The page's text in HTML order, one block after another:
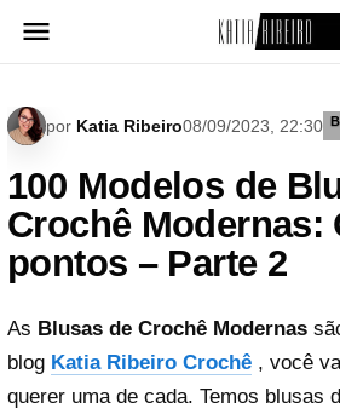
para
por Katia Ribeiro08/09/2023, 22:30
100 Modelos de
Crochê Modernas:
pontos – Parte 2
As Blusas de Crochê Modernas
blog Katia Ribeiro Crochê , você
querer uma de cada. Temos blusas